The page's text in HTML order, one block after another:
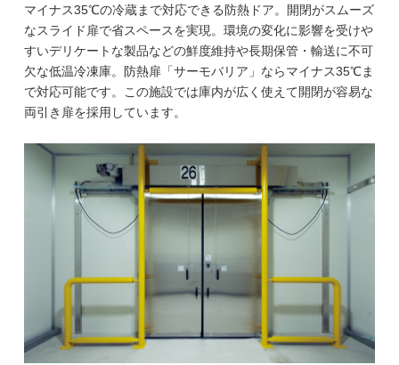
マイナス35℃の冷蔵まで対応できる防熱ドア。開閉がスムーズ
なスライド扉で省スペースを実現。環境の変化に影響を受けや
すいデリケートな製品などの鮮度維持や長期保管・輸送に不可
欠な低温冷凍庫。防熱扉「サーモバリア」ならマイナス35℃ま
で対応可能です。この施設では庫内が広く使えて開閉が容易な
両引き扉を採用しています。